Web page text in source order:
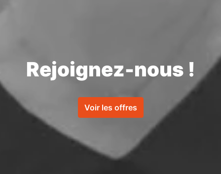
Rejoignez-nous !
Voir les offres